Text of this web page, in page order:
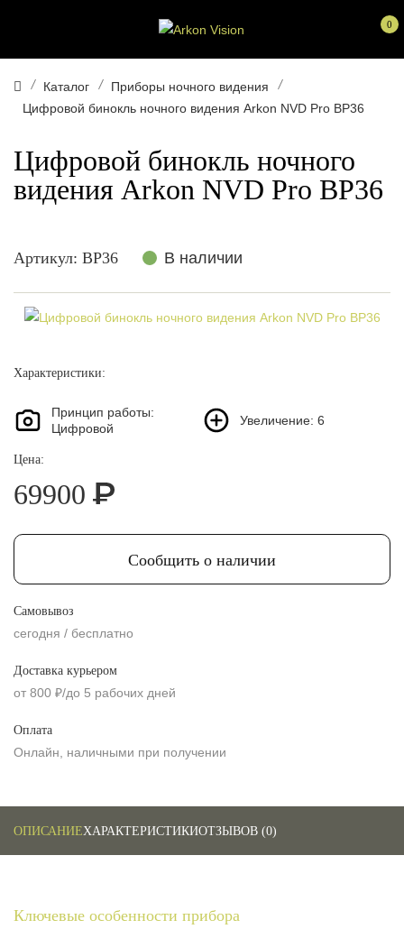
0
Каталог
Приборы ночного видения
Цифровой бинокль ночного видения Arkon NVD Pro BP36
Цифровой бинокль ночного
видения Arkon NVD Pro BP36
Артикул: BP36 В наличии
Характеристики:
Принцип работы:
Цифровой
Увеличение: 6
Цена:
69900
Сообщить о наличии
Самовывоз
сегодня / бесплатно
Доставка курьером
от 800 ₽/до 5 рабочих дней
Оплата
Онлайн, наличными при получении
ОПИСАНИЕХАРАКТЕРИСТИКИОТЗЫВОВ (0)
Ключевые особенности прибора